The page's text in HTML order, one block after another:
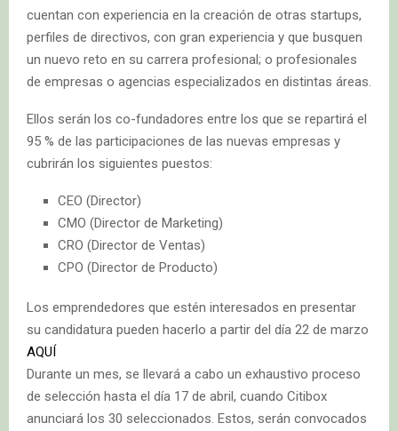
cuentan con experiencia en la creación de otras startups,
perfiles de directivos, con gran experiencia y que busquen
un nuevo reto en su carrera profesional; o profesionales
de empresas o agencias especializados en distintas áreas.
Ellos serán los co-fundadores entre los que se repartirá el
95 % de las participaciones de las nuevas empresas y
cubrirán los siguientes puestos:
CEO (Director)
CMO (Director de Marketing)
CRO (Director de Ventas)
CPO (Director de Producto)
Los emprendedores que estén interesados en presentar
su candidatura pueden hacerlo a partir del día 22 de marzo
AQUÍ
Durante un mes, se llevará a cabo un exhaustivo proceso
de selección hasta el día 17 de abril, cuando Citibox
anunciará los 30 seleccionados. Estos, serán convocados